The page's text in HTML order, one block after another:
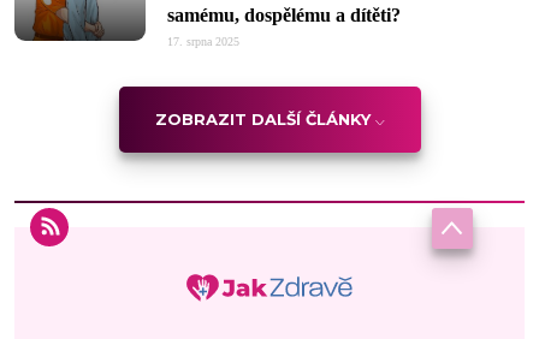
samému, dospělému a dítěti?
17. srpna 2025
ZOBRAZIT DALŠÍ ČLÁNKY